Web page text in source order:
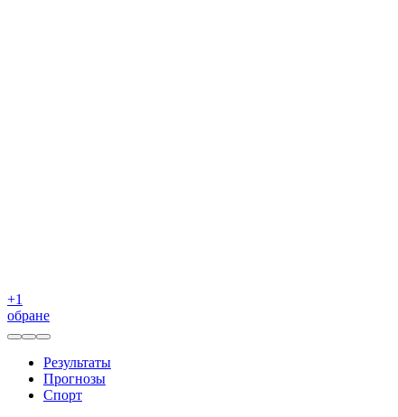
+1
обране
Результаты
Прогнозы
Спорт